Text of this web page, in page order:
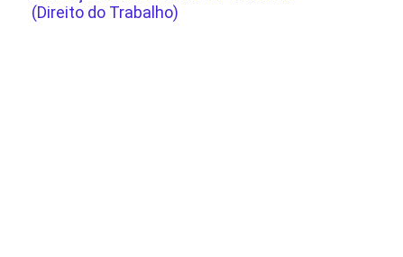
(Direito do Trabalho)